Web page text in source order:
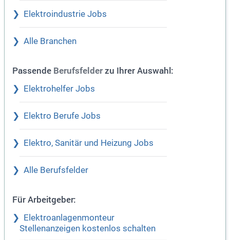
Elektroindustrie Jobs
Alle Branchen
Passende Berufsfelder zu Ihrer Auswahl:
Elektrohelfer Jobs
Elektro Berufe Jobs
Elektro, Sanitär und Heizung Jobs
Alle Berufsfelder
Für Arbeitgeber:
Elektroanlagenmonteur
Stellenanzeigen kostenlos schalten